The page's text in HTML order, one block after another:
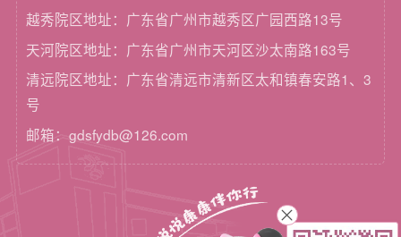
越秀院区地址：广东省广州市越秀区广园西路13号
天河院区地址：广东省广州市天河区沙太南路163号
清远院区地址：广东省清远市清新区太和镇春安路1、3
号
邮箱：gdsfydb@126.com